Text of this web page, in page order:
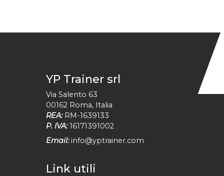
YP Trainer srl
Via Salento 63
00162 Roma, Italia
REA: RM-1639133
P. IVA: 16171391002
Email: info@yptrainer.com
Link utili